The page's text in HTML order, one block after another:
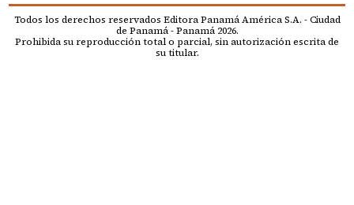
Todos los derechos reservados Editora Panamá América S.A. - Ciudad
de Panamá - Panamá 2026.
Prohibida su reproducción total o parcial, sin autorización escrita de
su titular.